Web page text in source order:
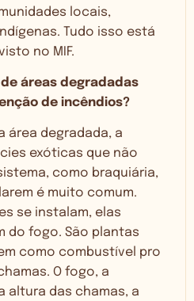
locais,
Tudo isso está
no MIF.
áreas degradadas
de incêndios?
área degradada, a
exóticas que não
como braquiária,
é muito comum.
se instalam, elas
do fogo. São plantas
como combustível pro
O fogo, a
altura das chamas, a